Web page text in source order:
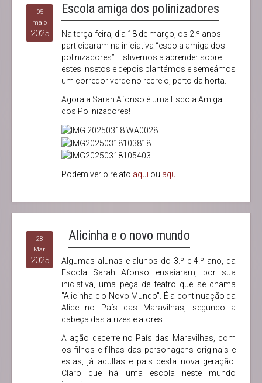
05
maio
2025
Escola amiga dos polinizadores
Na terça-feira, dia 18 de março, os 2.º anos
participaram na iniciativa “escola amiga dos
polinizadores”. Estivemos a aprender sobre
estes insetos e depois plantámos e semeámos
um corredor verde no recreio, perto da horta.
Agora a Sarah Afonso é uma Escola Amiga
dos Polinizadores!
Podem ver o relato aqui ou aqui
28
Mar.
2025
Alicinha e o novo mundo
Algumas alunas e alunos do 3.º e 4.º ano, da
Escola Sarah Afonso ensaiaram, por sua
iniciativa, uma peça de teatro que se chama
"Alicinha e o Novo Mundo". É a continuação da
Alice no País das Maravilhas, segundo a
cabeça das atrizes e atores.
A ação decerre no País das Maravilhas, com
os filhos e filhas das personagens originais e
estas, já adultas e pais desta nova geração.
Claro que há uma escola neste mundo